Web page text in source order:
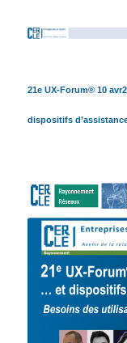
21e UX-Forum® 10
dispositifs